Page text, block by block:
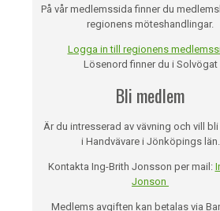
På vår medlemssida finner du
regionens möteshandlingar.
Logga in till regionens
Lösenord finner du i Solvögat
Bli medlem
Är du intresserad av vävning och vill
i Handvävare i Jönköpings län.
Kontakta Ing-Brith Jonsson per mail:
Jonson
Medlems avgiften kan betalas via